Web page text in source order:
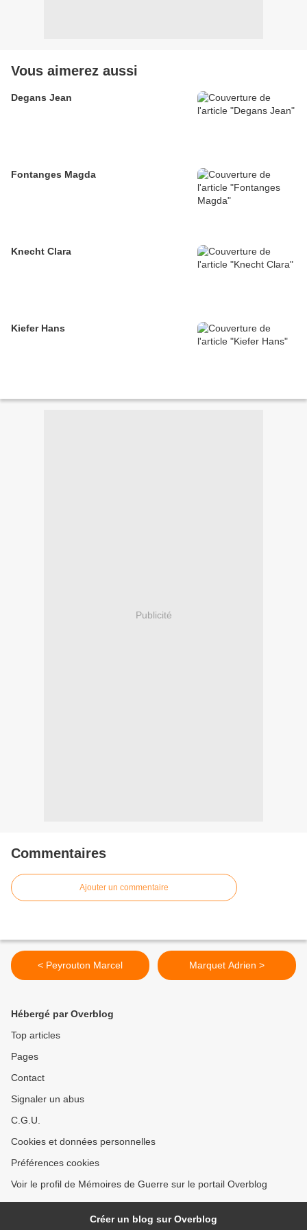
Vous aimerez aussi
Degans Jean
Fontanges Magda
Knecht Clara
Kiefer Hans
Publicité
Commentaires
Ajouter un commentaire
< Peyrouton Marcel Marquet Adrien >
Hébergé par Overblog
Top articles
Pages
Contact
Signaler un abus
C.G.U.
Cookies et données personnelles
Préférences cookies
Voir le profil de Mémoires de Guerre sur le portail Overblog
Créer un blog sur Overblog